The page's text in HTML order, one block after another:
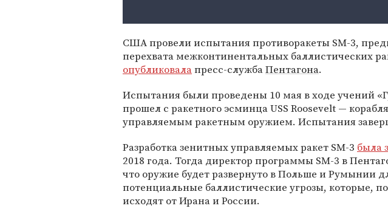
США провели испытания противоракеты SM-3,
перехвата межконтинентальных баллистических
опубликовалапресс-службаПентагона.
Испытания были проведены 10 мая в ходе учений
прошел с ракетного эсминца USS Roosevelt —
управляемым ракетным оружием. Испытания
Разработка зенитных управляемых ракет SM-3 была
2018 года. Тогда директор программы SM-3 в
что оружие будет развернуто в Польше и Румынии
потенциальные баллистические угрозы, которые,
исходят от Ирана и России.